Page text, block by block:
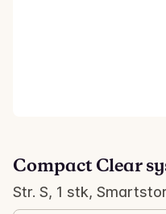
Compact Clear
Str. S, 1 stk,